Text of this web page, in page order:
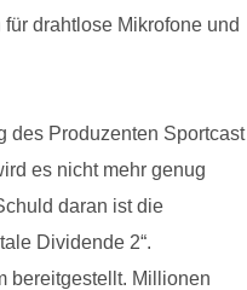
drahtlose Mikrofone und
des Produzenten Sportcast
es nicht mehr genug
daran ist die
Dividende 2“.
bereitgestellt. Millionen